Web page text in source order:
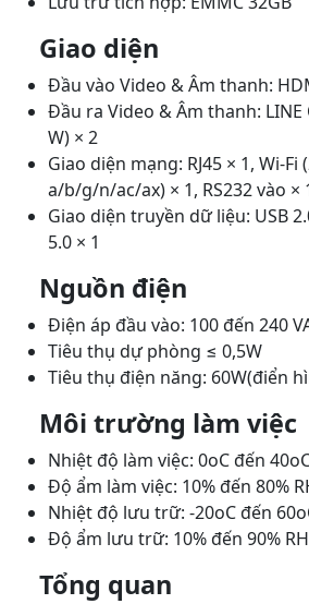
Giao diện
Đầu vào Video & Âm thanh:
Đầu ra Video & Âm thanh: LINE
W) × 2
Giao diện mạng: RJ45 × 1, Wi-Fi
a/b/g/n/ac/ax) × 1, RS232 vào ×
Giao diện truyền dữ liệu: USB
5.0 × 1
Nguồn điện
Điện áp đầu vào: 100 đến 240
Tiêu thụ dự phòng ≤ 0,5W
Tiêu thụ điện năng: 60W(điển
Môi trường làm việc
Nhiệt độ làm việc: 0oC đến
Độ ẩm làm việc: 10% đến 80%
Nhiệt độ lưu trữ: -20oC đến
Độ ẩm lưu trữ: 10% đến 90%
Tổng quan